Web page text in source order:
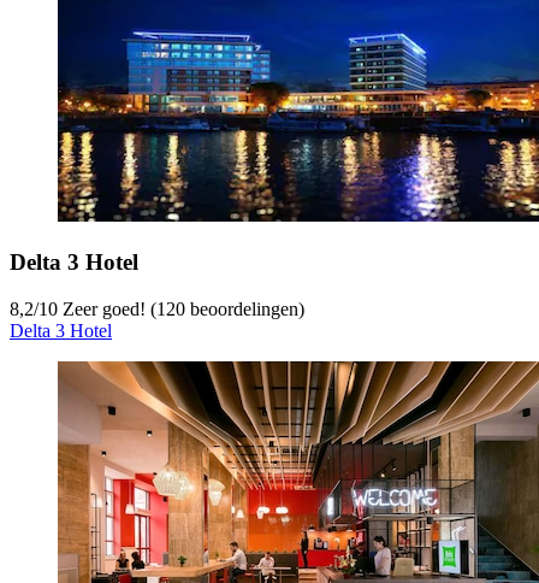
Delta 3 Hotel
8,2/10 Zeer goed! (120 beoordelingen)
Delta 3 Hotel